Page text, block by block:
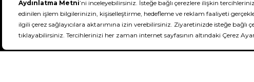
DeFactoFIT ©️ 2022-2026. Tüm hakları saklıdır.